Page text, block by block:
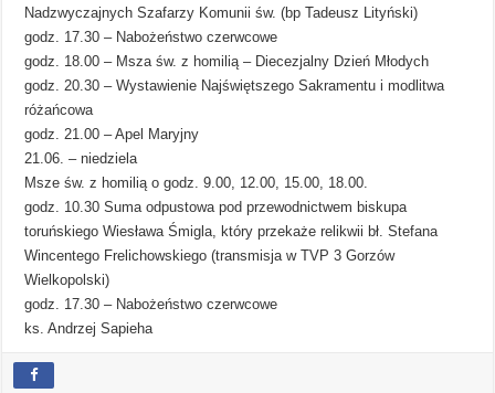
Nadzwyczajnych Szafarzy Komunii św. (bp Tadeusz Lityński)
godz. 17.30 – Nabożeństwo czerwcowe
godz. 18.00 – Msza św. z homilią – Diecezjalny Dzień Młodych
godz. 20.30 – Wystawienie Najświętszego Sakramentu i modlitwa
różańcowa
godz. 21.00 – Apel Maryjny
21.06. – niedziela
Msze św. z homilią o godz. 9.00, 12.00, 15.00, 18.00.
godz. 10.30 Suma odpustowa pod przewodnictwem biskupa
toruńskiego Wiesława Śmigla, który przekaże relikwii bł. Stefana
Wincentego Frelichowskiego (transmisja w TVP 3 Gorzów
Wielkopolski)
godz. 17.30 – Nabożeństwo czerwcowe
ks. Andrzej Sapieha